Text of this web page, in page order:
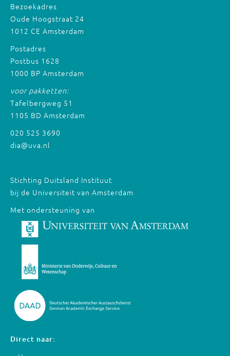
Bezoekadres
Oude Hoogstraat 24
1012 CE Amsterdam
Postadres
Postbus 1628
1000 BP Amsterdam
voor pakketten:
Tafelbergweg 51
1105 BD Amsterdam
020 525 3690
dia@uva.nl
Stichting Duitsland Instituut
bij de Universiteit van Amsterdam
Met ondersteuning van
Direct naar: